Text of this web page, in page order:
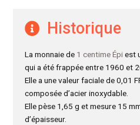
Historique
La monnaie de 1 centime Épiest
qui a été frappée entre 1960 et
Elle a une valeur faciale de 0,01
composée d’acier inoxydable.
Elle pèse 1,65 g et mesure 15
d’épaisseur.